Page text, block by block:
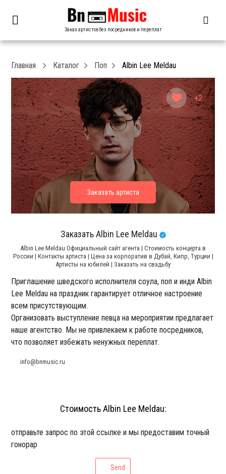
Заказ артистов без посредников и переплат
+2
Главная Каталог Поп Albin Lee Meldau
Заказать Albin Lee Meldau
Albin Lee Meldau Официальный сайт агента | Стоимость концерта в
России | Контакты артиста | Цена за корпоратив в Дубай, Кипр, Турции |
Артисты на юбилей | Заказать на свадьбу
Приглашение шведского исполнителя соула, поп и инди Albin
Lee Meldau на праздник гарантирует отличное настроение
всем присутствующим.
Организовать выступление певца на мероприятии предлагает
наше агентство. Мы не привлекаем к работе посредников,
что позволяет избежать ненужных переплат.
info@bnmusic.ru
Стоимость Albin Lee Meldau:
отправьте запрос по этой ссылке и мы предоставим точный
гонорар
Send